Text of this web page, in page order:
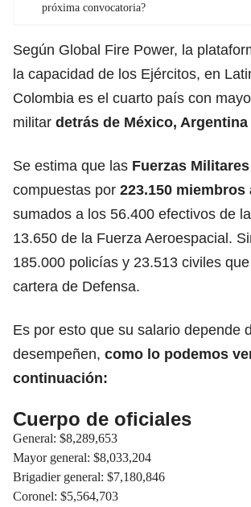
próxima convocatoria?
Según Global Fire Power, la
la capacidad de los Ejércitos, en
Colombia es el cuarto país con
militar detrás de México,
Se estima que las Fuerzas Militares
compuestas por 223.150 miembros
sumados a los 56.400 efectivos de
13.650 de la Fuerza Aeroespacial.
185.000 policías y 23.513 civiles
cartera de Defensa.
Es por esto que su salario depende
desempeñen, como lo podemos
continuación:
Cuerpo de oficiales
General: $8,289,653
Mayor general: $8,033,204
Brigadier general: $7,180,846
Coronel: $5,564,703